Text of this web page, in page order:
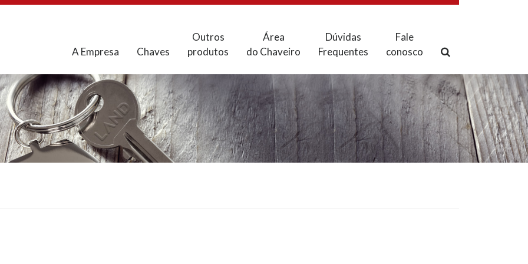
A Empresa Chaves
Outros
produtos
Área
do Chaveiro
Dúvidas
Frequentes
Fale
conosco